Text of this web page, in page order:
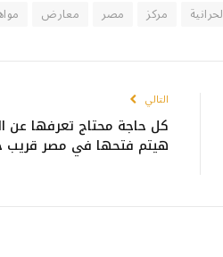
مركز مصر معارض
التالي
كل حاجة محتاج تعرفها عن
هيتم فتحها في مصر قريب